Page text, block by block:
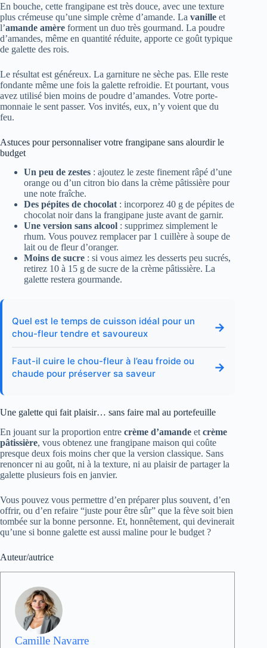
En bouche, cette frangipane est très douce, avec une texture
plus crémeuse qu’une simple crème d’amande. La vanille et
l’amande amère forment un duo très gourmand. La poudre
d’amandes, même en quantité réduite, apporte ce goût typique
de galette des rois.
Le résultat est généreux. La garniture ne sèche pas. Elle reste
fondante même une fois la galette refroidie. Et pourtant, vous
avez utilisé bien moins de poudre d’amandes. Votre porte-
monnaie le sent passer. Vos invités, eux, n’y voient que du
feu.
Astuces pour personnaliser votre frangipane sans alourdir le
budget
Un peu de zestes : ajoutez le zeste finement râpé d’une
orange ou d’un citron bio dans la crème pâtissière pour
une note fraîche.
Des pépites de chocolat: incorporez 40 g de pépites de
chocolat noir dans la frangipane juste avant de garnir.
Une version sans alcool : supprimez simplement le
rhum. Vous pouvez remplacer par 1 cuillère à soupe de
lait ou de fleur d’oranger.
Moins de sucre : si vous aimez les desserts peu sucrés,
retirez 10 à 15 g de sucre de la crème pâtissière. La
galette restera gourmande.
Quel est le temps de cuisson idéal pour un
chou-fleur tendre et savoureux
→
Faut-il cuire le chou-fleur à l’eau froide ou
chaude pour préserver sa saveur
→
Une galette qui fait plaisir… sans faire mal au portefeuille
En jouant sur la proportion entre crème d’amande et crème
pâtissière, vous obtenez une frangipane maison qui coûte
presque deux fois moins cher que la version classique. Sans
renoncer ni au goût, ni à la texture, ni au plaisir de partager la
galette plusieurs fois en janvier.
Vous pouvez vous permettre d’en préparer plus souvent, d’en
offrir, ou d’en refaire “juste pour être sûr” que la fève soit bien
tombée sur la bonne personne. Et, honnêtement, qui devinerait
qu’une si bonne galette est aussi maline pour le budget ?
Auteur/autrice
Camille Navarre